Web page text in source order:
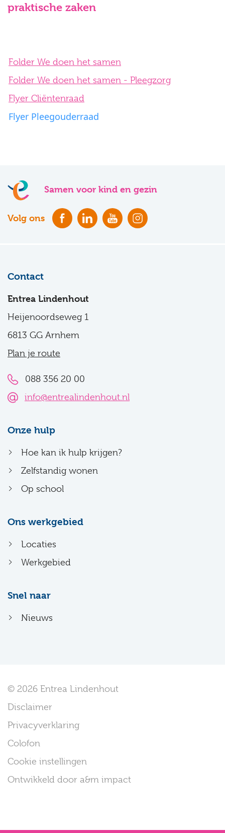
praktische zaken
Folder We doen het samen
Folder We doen het samen - Pleegzorg
Flyer Cliëntenraad
Flyer Pleegouderraad
Samen voor kind en gezin
Volg ons
Contact
Entrea Lindenhout
Heijenoordseweg 1
6813 GG Arnhem
Plan je route
088 356 20 00
info@entrealindenhout.nl
Onze hulp
Hoe kan ik hulp krijgen?
Zelfstandig wonen
Op school
Ons werkgebied
Locaties
Werkgebied
Snel naar
Nieuws
© 2026 Entrea Lindenhout
Disclaimer
Privacyverklaring
Colofon
Cookie instellingen
Ontwikkeld door a&m impact